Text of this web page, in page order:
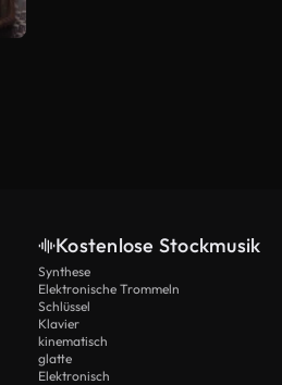
Kostenlose Stockmusik
Synthese
Elektronische Trommeln
Schlüssel
Klavier
kinematisch
glatte
Elektronisch